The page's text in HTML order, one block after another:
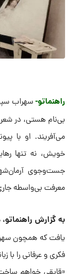
راهنماتو-سهراب
بی‌نام هستی، در
می‌آفریند. او با
خویش، نه تنها
جست‌وجوی
معرفت بی‌واسطه
به گزارش راهنماتو،
یافت که همچون
فکری و عرفانی را با